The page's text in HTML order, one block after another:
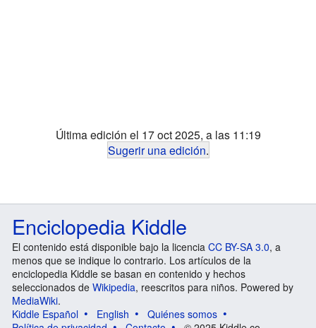
Última edición el 17 oct 2025, a las 11:19
Sugerir una edición.
Enciclopedia Kiddle
El contenido está disponible bajo la licencia CC BY-SA 3.0, a
menos que se indique lo contrario. Los artículos de la
enciclopedia Kiddle se basan en contenido y hechos
seleccionados de Wikipedia, reescritos para niños. Powered by
MediaWiki.
Kiddle Español
English
Quiénes somos